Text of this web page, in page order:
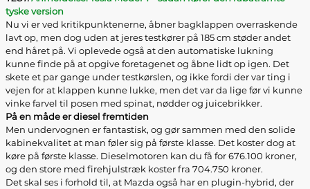
tyske version
Nu vi er ved kritikpunktenerne, åbner bagklappen overraskende
lavt op, men dog uden at jeres testkører på 185 cm støder andet
end håret på. Vi oplevede også at den automatiske lukning
kunne finde på at opgive foretagenet og åbne lidt op igen. Det
skete et par gange under testkørslen, og ikke fordi der var ting i
vejen for at klappen kunne lukke, men det var da lige før vi kunne
vinke farvel til posen med spinat, nødder og juicebrikker.
På en måde er diesel fremtiden
Men undervognen er fantastisk, og gør sammen med den solide
kabinekvalitet at man føler sig på første klasse. Det koster dog at
køre på første klasse. Dieselmotoren kan du få for 676.100 kroner,
og den store med firehjulstræk koster fra 704.750 kroner.
Det skal ses i forhold til, at Mazda også har en plugin-hybrid, der